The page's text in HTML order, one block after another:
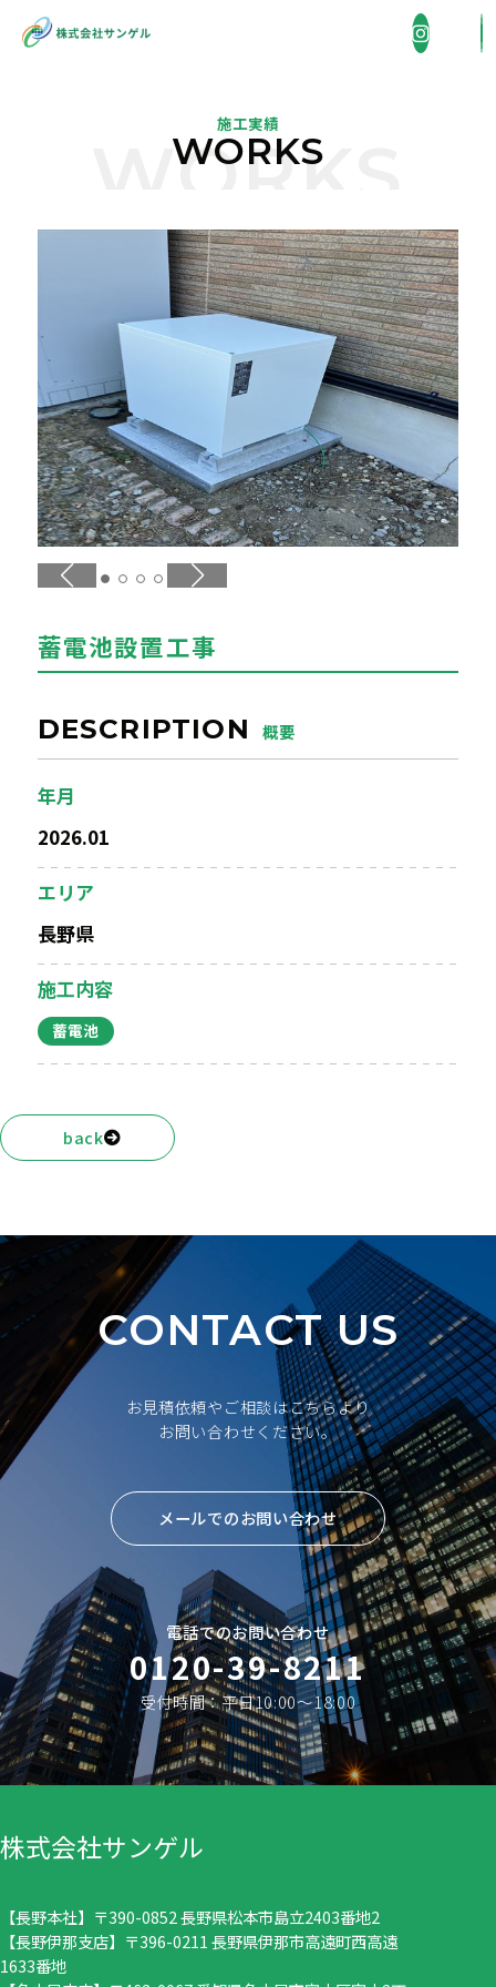
COMPANY
BUSINESS
省エネ機器販売・施工
住宅総合リフォーム
外壁洗浄
エアコンクリーニング
WORKS
施工実績
RECRUIT
採用情報
CONTACT
お問い合わせ
お知らせ
施工実績
WORKS
WORKS
蓄電池設置工事
DESCRIPTION 概要
年月
2026.01
エリア
長野県
施工内容
蓄電池
back
CONTACT US
お見積依頼やご相談はこちらより
お問い合わせください。
メールでのお問い合わせ
電話でのお問い合わせ
0120-39-8211
受付時間：平日10:00〜18:00
株式会社サンゲル
【長野本社】〒390-0852 長野県松本市島立2403番地2
【長野伊那支店】〒396-0211 長野県伊那市高遠町西高遠
1633番地